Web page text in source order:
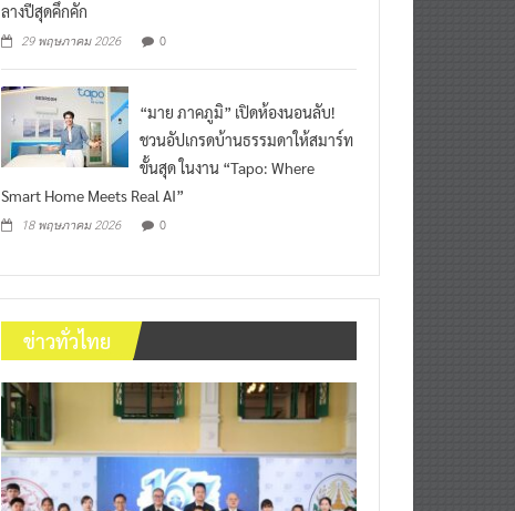
ลางปีสุดคึกคัก
29 พฤษภาคม 2026 0
“มาย ภาคภูมิ” เปิดห้องนอนลับ!
ชวนอัปเกรดบ้านธรรมดาให้สมาร์ท
ขั้นสุด ในงาน “Tapo: Where
Smart Home Meets Real AI”
18 พฤษภาคม 2026 0
ข่าวทั่วไทย